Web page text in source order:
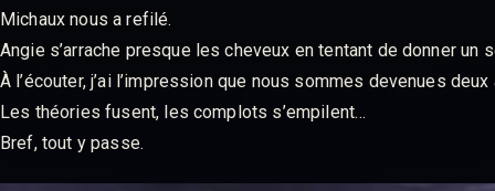
Michaux nous a refilé.
Angie s’arrache presque les cheveux en tentant de donner un
À l’écouter, j’ai l’impression que nous sommes devenues
Les théories fusent, les complots s’empilent…
Bref, tout y passe.